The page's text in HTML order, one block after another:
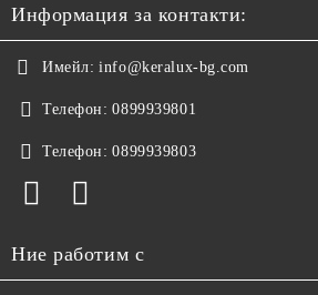
Информация за контакти:
Имейл: info@keralux-bg.com
Телефон: 0899939801
Телефон: 0899939803
Ние работим с